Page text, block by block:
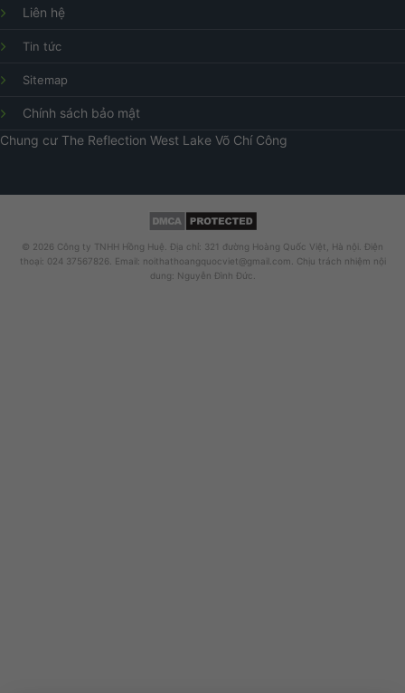
Liên hệ
Tin tức
Sitemap
Chính sách bảo mật
Chung cư The Reflection West Lake Võ Chí Công
© 2026 Công ty TNHH Hồng Huệ. Địa chỉ: 321 đường Hoàng Quốc Việt, Hà nội. Điện
thoại: 024 37567826. Email: noithathoangquocviet@gmail.com. Chịu trách nhiệm nội
dung: Nguyễn Đình Đức.